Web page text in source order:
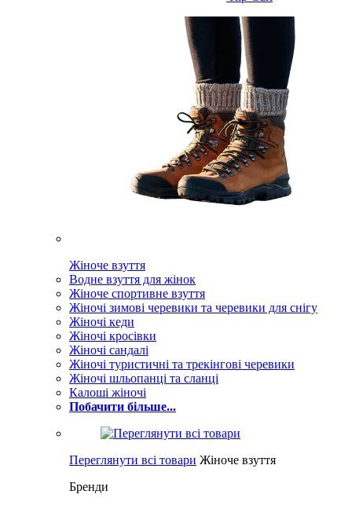
Жіноче взуття
Водне взуття для жінок
Жіноче спортивне взуття
Жіночі зимові черевики та черевики для снігу
Жіночі кеди
Жіночі кросівки
Жіночі сандалі
Жіночі туристичні та трекінгові черевики
Жіночі шльопанці та сланці
Калоші жіночі
Побачити більше...
Переглянути всі товари Жіноче взуття
Бренди